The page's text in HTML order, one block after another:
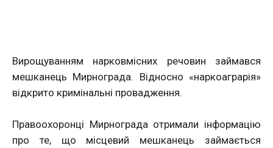
Вирощуванням нарковмісних речовин займався
мешканець Мирнограда. Відносно «наркоаграрія»
відкрито кримінальні провадження.
Правоохоронці Мирнограда отримали інформацію
про те, що місцевий мешканець займається